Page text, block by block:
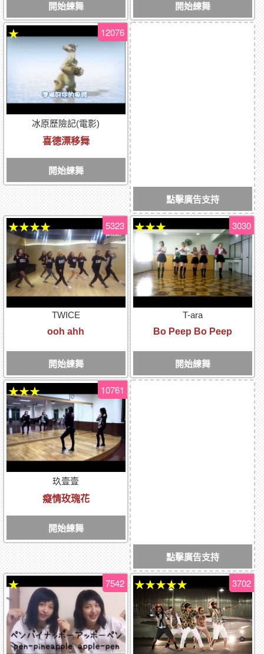
開始練舞 開始練舞
冰原歷險記(電影)
喜德漂移舞
開始練舞
12076
★
點擊廣告支持
TWICE
ooh ahh
開始練舞
5323
★★★★
T-ara
Bo Peep Bo Peep
開始練舞
3030
★★★
玖壹壹
癡情玫瑰花
開始練舞
10761
★★★
點擊廣告支持
7542
★ 3702
★★★★★